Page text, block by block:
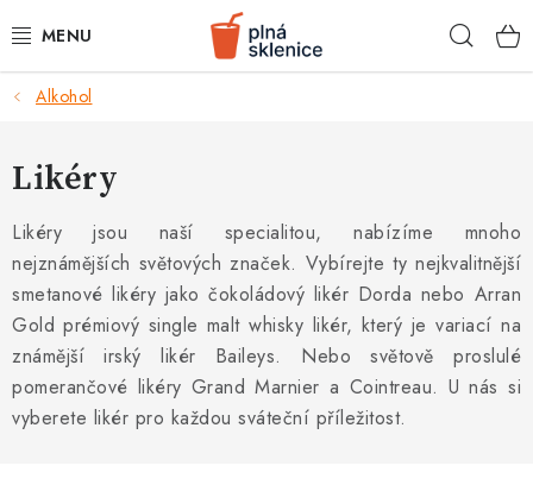
na
BARMANSKÉ POTŘEBY
SKLENICE NA KOKTEJLY
KOKTEJLOVÉ INGREDIENCE
KOKTEJLOVÉ SADY
RECEPTY
AKCE
Alkohol
Likéry
Likéry jsou naší specialitou, nabízíme mnoho
nejznámějších světových značek. Vybírejte ty nejkvalitnější
smetanové likéry jako čokoládový likér Dorda nebo Arran
Gold prémiový single malt whisky likér, který je variací na
známější irský likér Baileys. Nebo světově proslulé
pomerančové likéry Grand Marnier a Cointreau. U nás si
vyberete likér pro každou sváteční příležitost.